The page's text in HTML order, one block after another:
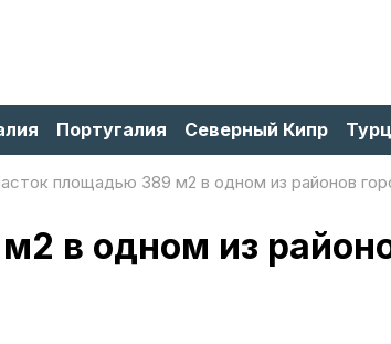
Португалия Северный Кипр
площадью 389 м2 в одном из районов
в одном из